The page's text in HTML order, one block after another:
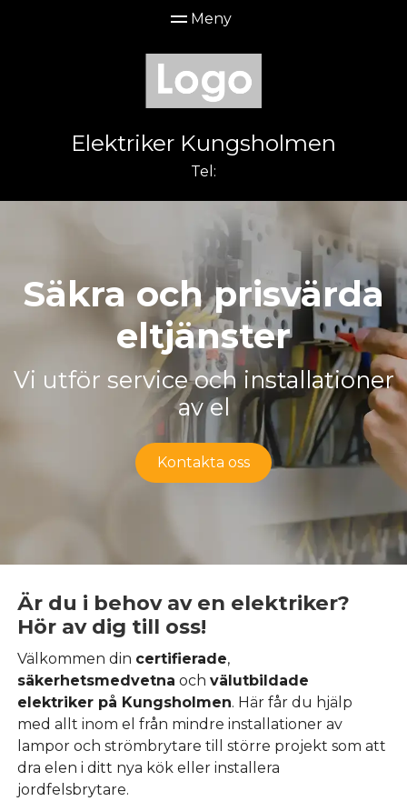
Elektriker Kungsholmen
Tel:
Säkra och prisvärda
eltjänster
Vi utför service och installationer
av el
Kontakta oss
Är du i behov av en elektriker?
Hör av dig till oss!
Välkommen din certifierade,
säkerhetsmedvetna ochvälutbildade
elektriker på Kungsholmen. Här får du hjälp
med allt inom el från mindre installationer av
lampor och strömbrytare till större projekt som att
dra elen i ditt nya kök eller installera
jordfelsbrytare.